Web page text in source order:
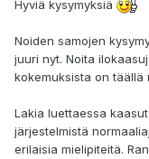
Hyviä kysymyksiä
Noiden samojen
juuri nyt. Noita
kokemuksista on täällä
Lakia luettaessa
järjestelmistä
erilaisia mielipiteitä.